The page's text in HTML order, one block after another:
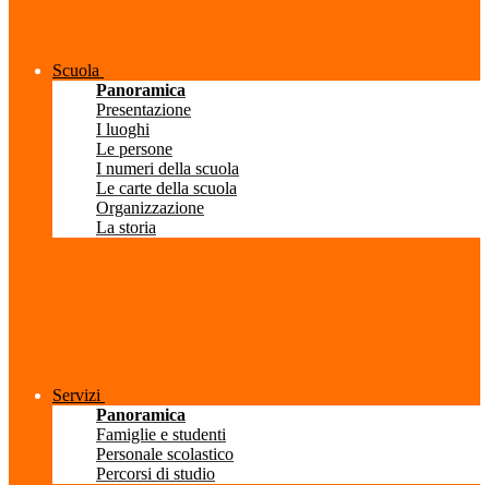
Scuola
Panoramica
Presentazione
I luoghi
Le persone
I numeri della scuola
Le carte della scuola
Organizzazione
La storia
Servizi
Panoramica
Famiglie e studenti
Personale scolastico
Percorsi di studio